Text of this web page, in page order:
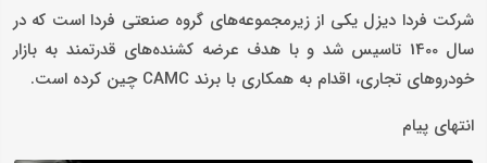
شرکت فردا دیزل یکی از زیرمجموعه‌های گروه صنعتی فردا است که در
سال 1400 تاسیس شد و با هدف عرضه کشنده‌های قدرتمند به بازار
خودروهای تجاری، اقدام به همکاری با برند CAMC چین کرده است.
انتهای پیام